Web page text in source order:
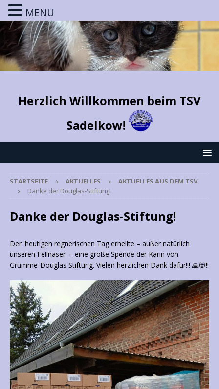
Herzlich Willkommen beim TSV
Sadelkow!
STARTSEITE AKTUELLES
AKTUELLES AUS DEM TSV
Danke der Douglas-Stiftung!
Danke der Douglas-Stiftung!
Den heutigen regnerischen Tag erhellte – außer natürlich
unseren Fellnasen – eine große Spende der Karin von
Grumme-Douglas Stiftung. Vielen herzlichen Dank dafür!!! 🙏😻‼
MENU